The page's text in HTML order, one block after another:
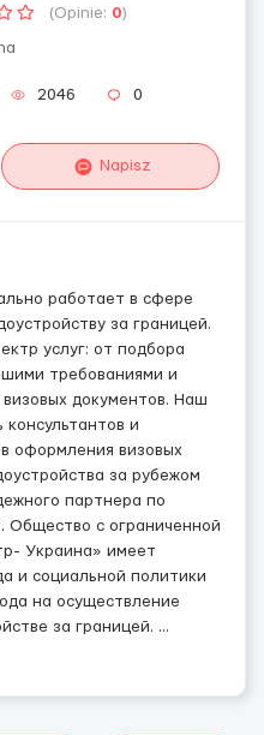
(Opinie: 0)
2046 0
Napisz
работает в сфере
за границей.
услуг: от подбора
требованиями и
документов. Наш
и
оформления визовых
за рубежом
партнера по
Общество с ограниченной
Украина» имеет
и социальной политики
на осуществление
за границей. ...